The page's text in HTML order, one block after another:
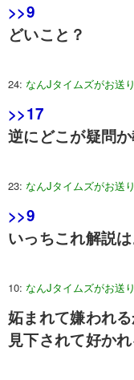
>>9
どいこと？
24: なんJタイムズがお送
>>17
逆にどこが疑問
23: なんJタイムズがお送
>>9
いっちこれ解説は
10: なんJタイムズがお送
妬まれて嫌われ
見下されて好か